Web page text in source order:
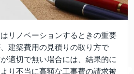
リノベーションするときの重要
建築費用の見積りの取り方で
適切で無い場合には、結果的に
り不当に高額な工事費の請求被